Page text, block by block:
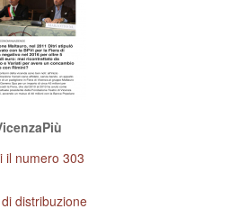
il numero 303
distribuzione